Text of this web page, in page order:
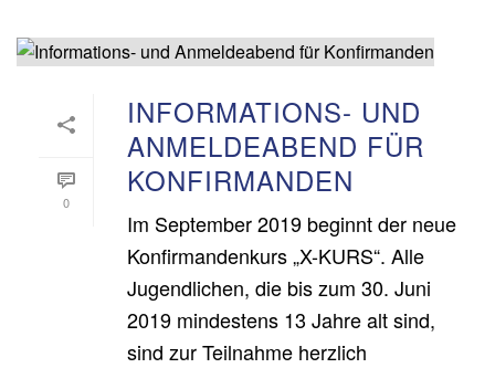
0
INFORMATIONS- UND
ANMELDEABEND FÜR
KONFIRMANDEN
Im September 2019 beginnt der neue
Konfirmandenkurs „X-KURS“. Alle
Jugendlichen, die bis zum 30. Juni
2019 mindestens 13 Jahre alt sind,
sind zur Teilnahme herzlich